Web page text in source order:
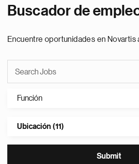
Buscador de
Encuentre oportunidades en Novartis
Función
Ubicación (11)